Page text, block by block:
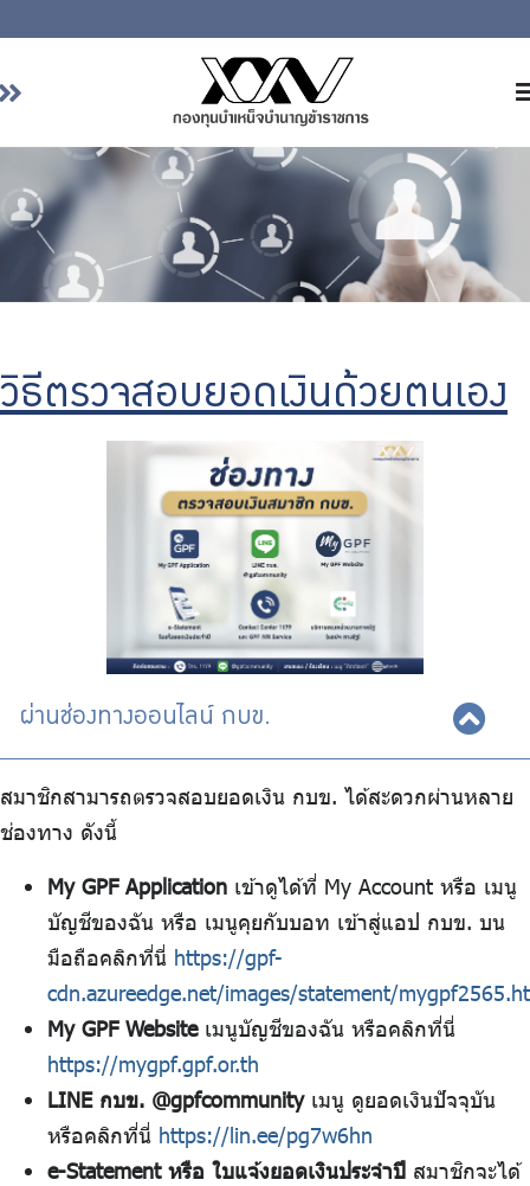
เกี่ยวกับ กบข.
บริการสมาชิก
ลงทุน
รายงานผลการดำเนินงาน
บริการเจ้าหน้าที่ส่วนราชการ
วิธีตรวจสอบยอดเงินด้วยตนเอง
ผ่านช่องทางออนไลน์ กบข.
สมาชิกสามารถตรวจสอบยอดเงิน กบข. ได้สะดวกผ่านหลาย
ช่องทาง ดังนี้
My GPF Application เข้าดูได้ที่ My Account หรือ เมนู
บัญชีของฉัน หรือ เมนูคุยกับบอท เข้าสู่แอป กบข. บน
มือถือคลิกที่นี่ https://gpf-
cdn.azureedge.net/images/statement/
My GPF Websiteเมนูบัญชีของฉัน หรือคลิกที่นี่
https://mygpf.gpf.or.th
LINE กบข. @gpfcommunityเมนู ดูยอดเงินปัจจุบัน
หรือคลิกที่นี่ https://lin.ee/pg7w6hn
e-Statement หรือ ใบแจ้งยอดเงินประจำปี สมาชิกจะได้